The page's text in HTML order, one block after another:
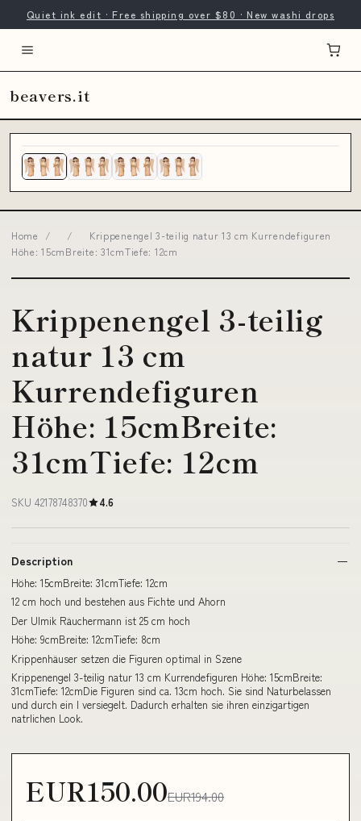
Quiet ink edit · Free shipping over $80 · New washi drops
beavers.it
Home / /
Krippenengel 3-teilig natur 13 cm Kurrendefiguren
Höhe: 15cmBreite: 31cmTiefe: 12cm
Krippenengel 3-teilig
natur 13 cm
Kurrendefiguren
Höhe: 15cmBreite:
31cmTiefe: 12cm
SKU 42178748370 4.6
Description
Höhe: 15cmBreite: 31cmTiefe: 12cm
12 cm hoch und bestehen aus Fichte und Ahorn
Der Ulmik Räuchermann ist 25 cm hoch
Höhe: 9cmBreite: 12cmTiefe: 8cm
Krippenhäuser setzen die Figuren optimal in Szene
Krippenengel 3-teilig natur 13 cm Kurrendefiguren Höhe: 15cmBreite:
31cmTiefe: 12cmDie Figuren sind ca. 13cm hoch. Sie sind Naturbelassen
und durch ein l versiegelt. Dadurch erhalten sie ihren einzigartigen
natrlichen Look.
EUR150.00EUR194.00